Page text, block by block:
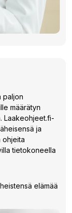
paljon
määrätyn
Laakeohjeet.fi-
ja
ohjeita
tietokoneella
elämää